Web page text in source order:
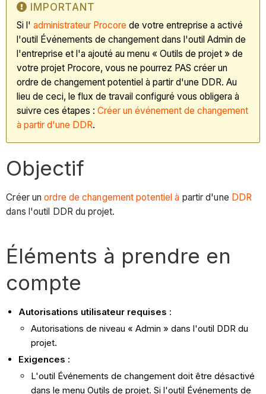
IMPORTANT
Si l'administrateur Procore de votre entreprise a activé
l'outil Événements de changement dans l'outil Admin de
l'entreprise et l'a ajouté au menu « Outils de projet » de
votre projet Procore, vous ne pourrez PAS créer un
ordre de changement potentiel à partir d'une DDR. Au
lieu de ceci, le flux de travail configuré vous obligera à
suivre ces étapes :Créer un événement de changement
à partir d'une DDR.
Objectif
Créer unordre de changement potentiel à partir d'une DDR
dans l'outil DDR du projet.
Éléments à prendre en
compte
Autorisations utilisateur requises :
Autorisations de niveau « Admin » dans l'outil DDR du
projet.
Exigences :
L'outil Événements de changement doit être désactivé
dans le menu Outils de projet. Si l'outil Événements de